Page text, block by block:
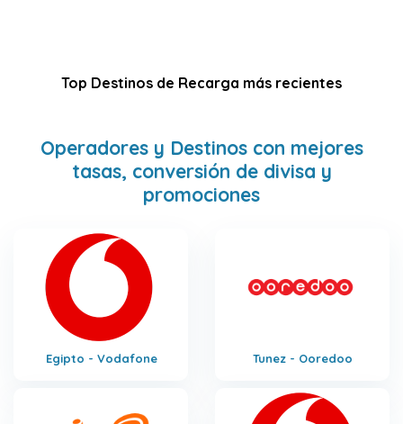
Top Destinos de Recarga más recientes
Operadores y Destinos con mejores
tasas, conversión de divisa y
promociones
Egipto - Vodafone Tunez - Ooredoo